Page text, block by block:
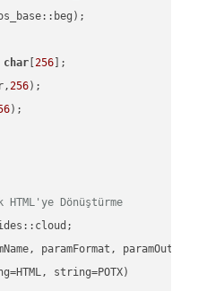
char [256 ];
256);
);
Dönüştürme
paramFormat,
string=POTX)